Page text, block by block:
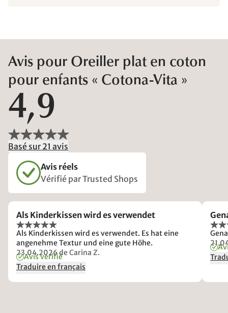
Avis pour Oreiller plat en coton
pour enfants « Cotona-Vita »
4,9
Basé sur 21 avis
Avis réels
Vérifié par Trusted Shops
Als Kinderkissen wird es verwendet
Als Kinderkissen wird es verwendet. Es hat eine
angenehme Textur und eine gute Höhe.
23.04.2026de Carina Z.
Avis vérifié
Traduire en français